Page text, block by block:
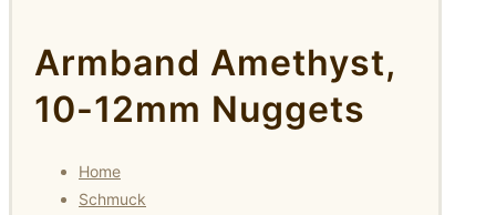
Armband Amethyst,
10-12mm Nuggets
Home
Schmuck